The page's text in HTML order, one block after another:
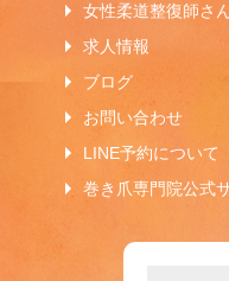
女性柔道整復師さ
求人情報
ブログ
お問い合わせ
LINE予約について
巻き爪専門院公式